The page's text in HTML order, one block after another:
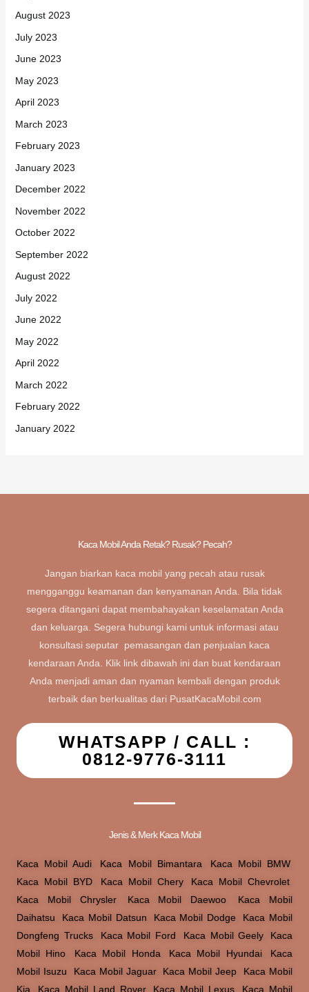
August 2023
July 2023
June 2023
May 2023
April 2023
March 2023
February 2023
January 2023
December 2022
November 2022
October 2022
September 2022
August 2022
July 2022
June 2022
May 2022
April 2022
March 2022
February 2022
January 2022
Kaca Mobil Anda Retak? Rusak? Pecah?
Jangan biarkan kaca mobil yang pecah atau rusak
mengganggu keamanan dan kenyamanan Anda. Bila tidak
segera ditangani dapat membahayakan keselamatan Anda
dan keluarga. Segera hubungi kami untuk informasi atau
konsultasi seputar pemasangan dan penjualan kaca
kendaraan Anda. Klik link dibawah ini dan buat kendaraan
Anda menjadi aman dan nyaman kembali dengan produk
terbaik dan berkualitas dari PusatKacaMobil.com
WHATSAPP / CALL :
0812-9776-3111
Jenis & Merk Kaca Mobil
Kaca Mobil Audi Kaca Mobil Bimantara Kaca Mobil BMW,
Kaca Mobil BYD
Kaca Mobil Chery, Kaca Mobil Chevrolet
Kaca Mobil Chrysler, Kaca Mobil Daewoo
Kaca Mobil
Daihatsu
Kaca Mobil Datsun Kaca Mobil Dodge
Kaca Mobil
Dongfeng Trucks, Kaca Mobil Ford Kaca Mobil Geely, Kaca
Mobil Hino
Kaca Mobil Honda Kaca Mobil Hyundai, Kaca
Mobil Isuzu
Kaca Mobil Jaguar, Kaca Mobil Jeep
Kaca Mobil
Kia
Kaca Mobil Land Rover, Kaca Mobil Lexus Kaca Mobil